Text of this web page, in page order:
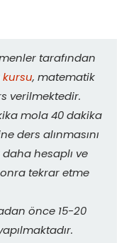
tarafından
kursu, matematik
verilmektedir.
mola 40 dakika
ders alınmasını
hesaplı ve
tekrar etme
önce 15-20